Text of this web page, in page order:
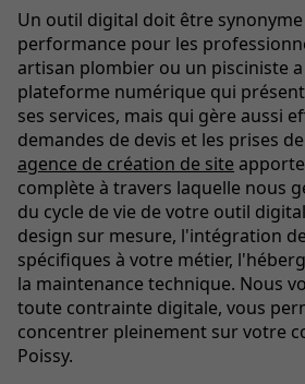
Un outil digital doit être
performance pour les
artisan plombier ou un pisciniste
plateforme numérique qui
ses services, mais qui gère aussi
demandes de devis et les prises
agence de création de site
complète à travers laquelle nous
du cycle de vie de votre outil
design sur mesure, l'intégration
spécifiques à votre métier,
la maintenance technique. Nous
toute contrainte digitale, vous
concentrer pleinement sur votre
Poissy.